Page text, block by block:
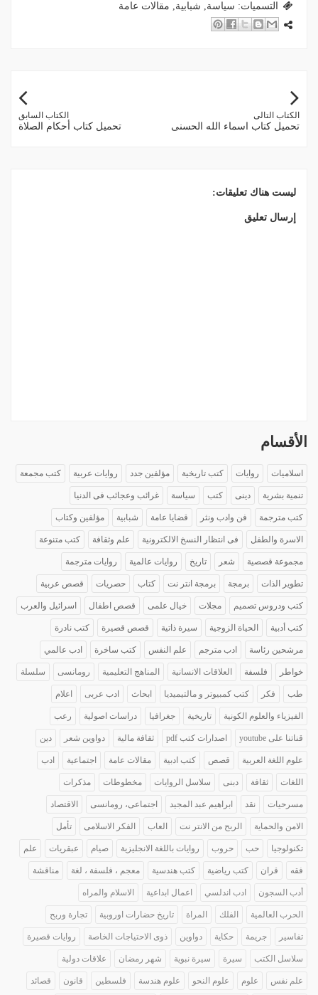
التسميات: سياسة, شبابية, مقالات عامة
الكتاب السابق
تحميل كتاب أحكام الصلاة
الكتاب التالى
تحميل كتاب اسماء الله الحسنى
ليست هناك تعليقات:
إرسال تعليق
الأقسام
اسلاميات روايات كتب تاريخية مؤلفين جدد روايات عربية كتب مجمعة
تنمية بشرية دينى كتب سياسة غرائب وعجائب فى الدنيا
كتب مترجمة فن وادب ونثر قضايا عامة شبابية مؤلفين وكتاب
الاسرة والطفل فى انتظار النسخ الالكترونية علم وثقافة كتب متنوعة
مجموعة قصصية شعر تاريخ روايات عالمية روايات مترجمة
تطوير الذات برمجة برمجة انتر نت كتاب حصريات قصص عربية
كتب ودروس تصميم مجلات خيال علمى قصص اطفال اسرائيل والعرب
كتب أدبية الحياة الزوجية سيرة ذاتية قصص قصيرة كتب نادرة
مرشحين رئاسة ادب مترجم علم النفس كتب ساخرة ادب عالمي
خواطر فلسفة العلاقات الانسانية المناهج التعليمية رومانسى سلسلة
طب فكر كتب كمبيوتر و مالتيميديا ابحاث ادب عربى اعلام
الفيزياء والعلوم الكونية تاريخية جغرافيا دراسات اصولية رعب
قناتنا على youtube اصدارات كتب pdf ثقافة مالية دواوين شعر دين
علوم اللغة العربية قصص كتب ادبية مقالات عامة اجتماعية ادب
اللغات ثقافة دبنى سلاسل الروايات مخطوطات مذكرات
مسرحيات نقد ابراهيم عبد المجيد اجتماعى، رومانسى الاقتصاد
الامن والحماية الربح من الانتر نت العاب الفكر الاسلامى تأمل
تكنولوجيا حب حروب روايات باللغة الانجليزية صيام عبقريات علم
فقه قران كتب رياضية كتب هندسية معجم ، فلسفة ، لغة مناقشة
أدب السجون ادب اندلسي اعمال ابداعية الاسلام والمراه
الحرب العالمية الفلك المراة تاريخ حضارات اوروبية تجارة وربح
تفاسير جريمة حكاية دواوين ذوى الاحتياجات الخاصة روايات قصيرة
سلاسل الكتب سيرة سيرة نبوية شهر رمضان علاقات دولية
علم نفس علوم علوم النحو علوم هندسة فلسطين قانون قصائد